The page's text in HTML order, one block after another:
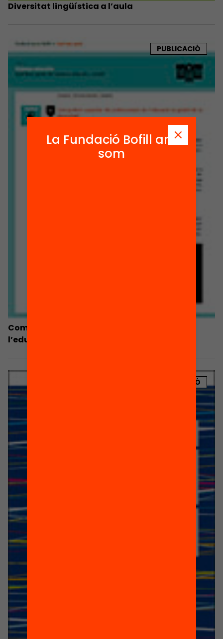
Diversitat lingüística a l’aula
PUBLICACIÓ
Com podem capacitar els professionals de
l’educació en gestió de la diversitat?
PUBLICACIÓ
La Fundació Bofill ara
som